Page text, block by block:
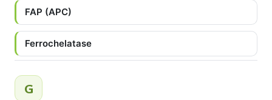
FAP (APC)
Ferrochelatase
G